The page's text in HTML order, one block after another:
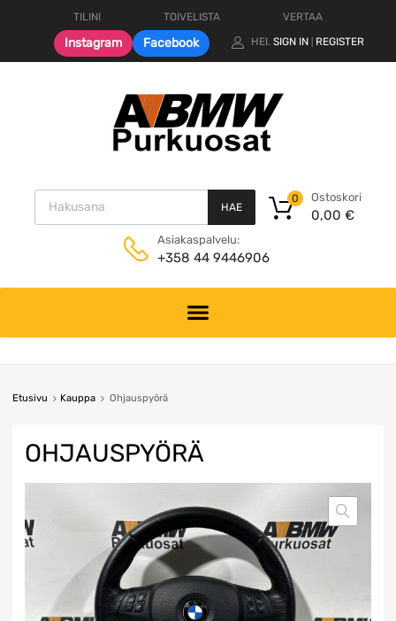
TILINI TOIVELISTA VERTAA
Instagram Facebook HEI. SIGN IN REGISTER
Products search
HAE
Ostoskori
0,00 €
0
Asiakaspalvelu:
+358 44 9446906
content
Etusivu Kauppa Ohjauspyörä
OHJAUSPYÖRÄ